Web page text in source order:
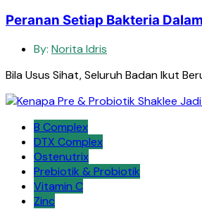
Peranan Setiap Bakteria
By: Norita Idris
Bila Usus Sihat, Seluruh Badan Ikut
B Complex
DTX Complex
Ostenutrix
Prebiotik & Probiotik
Vitamin C
Zinc